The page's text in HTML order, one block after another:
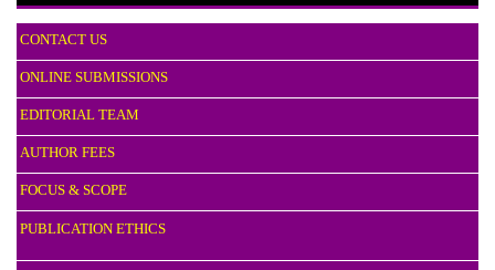
CONTACT US
ONLINE SUBMISSIONS
EDITORIAL TEAM
AUTHOR FEES
FOCUS & SCOPE
PUBLICATION ETHICS